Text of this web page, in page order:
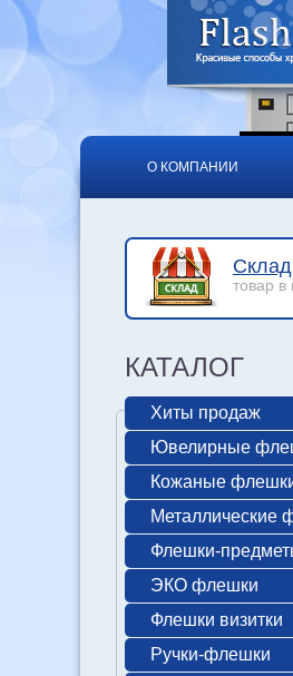
О КОМПАНИИ
Склад
товар в
КАТАЛОГ
Хиты продаж
Ювелирные
Кожаные
Металлические
Флешки-
ЭКО флешки
Флешки визитки
Ручки-флешки